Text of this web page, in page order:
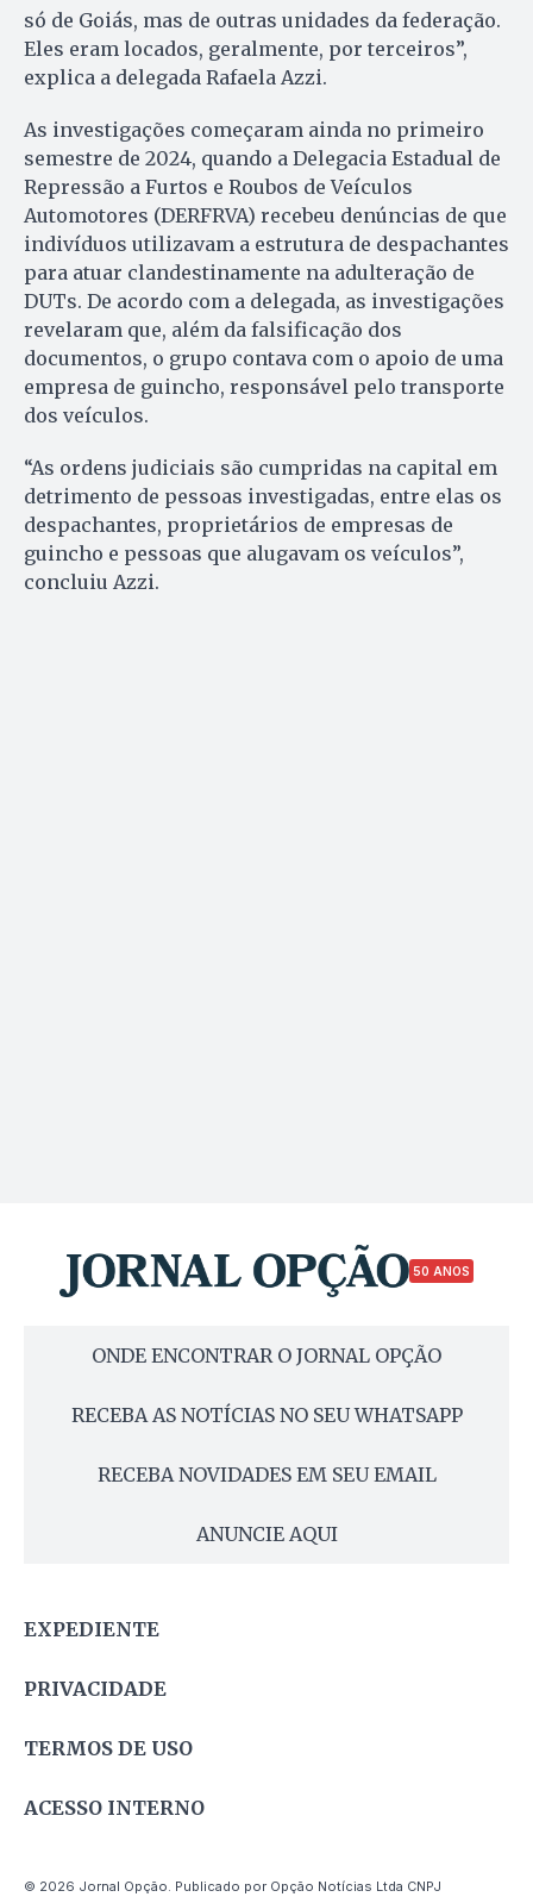
só de Goiás, mas de outras unidades da federação.
Eles eram locados, geralmente, por terceiros”,
explica a delegada Rafaela Azzi.
As investigações começaram ainda no primeiro
semestre de 2024, quando a Delegacia Estadual de
Repressão a Furtos e Roubos de Veículos
Automotores (DERFRVA) recebeu denúncias de que
indivíduos utilizavam a estrutura de despachantes
para atuar clandestinamente na adulteração de
DUTs. De acordo com a delegada, as investigações
revelaram que, além da falsificação dos
documentos, o grupo contava com o apoio de uma
empresa de guincho, responsável pelo transporte
dos veículos.
“As ordens judiciais são cumpridas na capital em
detrimento de pessoas investigadas, entre elas os
despachantes, proprietários de empresas de
guincho e pessoas que alugavam os veículos”,
concluiu Azzi.
50 ANOS
ONDE ENCONTRAR O JORNAL OPÇÃO
RECEBA AS NOTÍCIAS NO SEU WHATSAPP
RECEBA NOVIDADES EM SEU EMAIL
ANUNCIE AQUI
EXPEDIENTE
PRIVACIDADE
TERMOS DE USO
ACESSO INTERNO
© 2026 Jornal Opção. Publicado por Opção Notícias Ltda CNPJ